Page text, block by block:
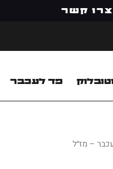
צרו קשר
פד לעכבר
– מז״ל